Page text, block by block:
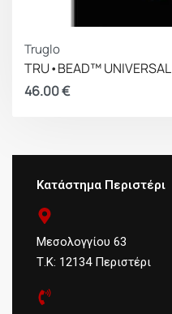
Truglo
TRU•BEAD™ UNIVERSAL
46.00€
Κατάστημα Περιστέρι
Μεσολογγίου 63
Τ.Κ: 12134 Περιστέρι